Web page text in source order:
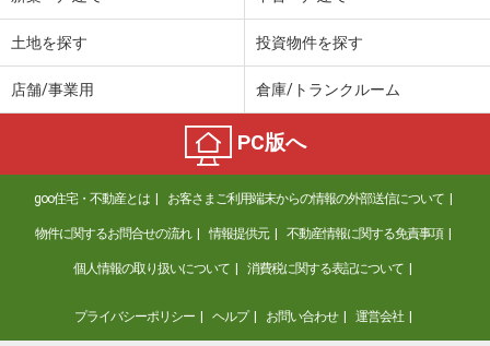
土地を探す 投資物件を探す
店舗/事業用 倉庫/トランクルーム
PC版へ
goo住宅・不動産とは お客さまご利用端末からの情報の外部送信について
物件に関するお問合せの流れ 情報提供元 不動産情報に関する免責事項
個人情報の取り扱いについて 消費税に関する表記について
プライバシーポリシー ヘルプ お問い合わせ 運営会社